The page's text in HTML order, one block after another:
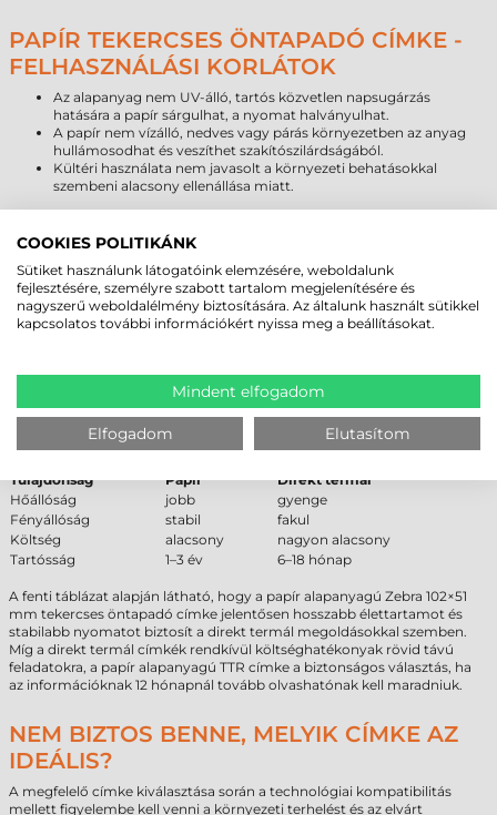
PAPÍR TEKERCSES ÖNTAPADÓ CÍMKE -
FELHASZNÁLÁSI KORLÁTOK
Az alapanyag nem UV-álló, tartós közvetlen napsugárzás
hatására a papír sárgulhat, a nyomat halványulhat.
A papír nem vízálló, nedves vagy párás környezetben az anyag
hullámosodhat és veszíthet szakítószilárdságából.
Kültéri használata nem javasolt a környezeti behatásokkal
szembeni alacsony ellenállása miatt.
PAPÍR CÍMKE ÉLETTARTAM
ÖSSZEHASONLÍTÁS
Alapanyag típusa
Várható élettartam (beltér)
Papír
1–3 év
PAPÍR VS DIREKT TERMÁL – SZAKMAI
ÖSSZEHASONLÍTÁS
Tulajdonság Papír
Direkt termál
Hőállóság
jobb
gyenge
Fényállóság
stabil
fakul
Költség
alacsony
nagyon alacsony
Tartósság
1–3 év 6–18 hónap
A fenti táblázat alapján látható, hogy a papír alapanyagú Zebra 102×51
mm tekercses öntapadó címke jelentősen hosszabb élettartamot és
stabilabb nyomatot biztosít a direkt termál megoldásokkal szemben.
Míg a direkt termál címkék rendkívül költséghatékonyak rövid távú
feladatokra, a papír alapanyagú TTR címke a biztonságos választás, ha
az információknak 12 hónapnál tovább olvashatónak kell maradniuk.
NEM BIZTOS BENNE, MELYIK CÍMKE AZ
IDEÁLIS?
A megfelelő címke kiválasztása során a technológiai kompatibilitás
mellett figyelembe kell venni a környezeti terhelést és az elvárt
COOKIES POLITIKÁNK
Sütiket használunk látogatóink elemzésére, weboldalunk
fejlesztésére, személyre szabott tartalom megjelenítésére és
nagyszerű weboldalélmény biztosítására. Az általunk használt sütikkel
kapcsolatos további információkért nyissa meg a beállításokat.
Mindent elfogadom
Elfogadom Elutasítom